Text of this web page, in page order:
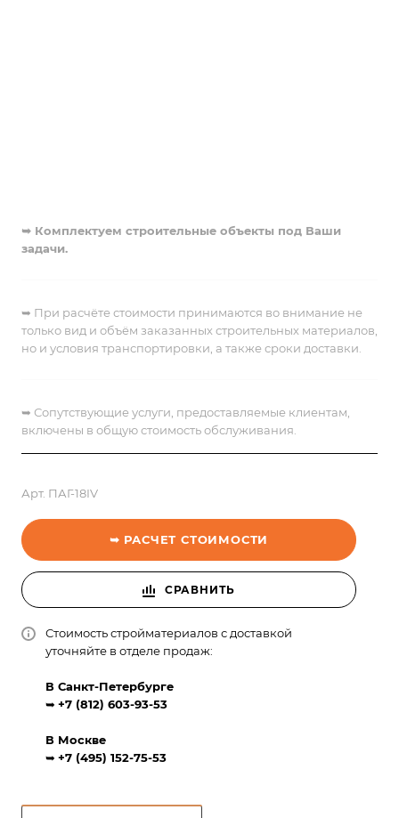
➥ Комплектуем строительные объекты под Ваши
задачи.
➥ При расчёте стоимости принимаются во внимание не
только вид и объём заказанных строительных материалов,
но и условия транспортировки, а также сроки доставки.
➥ Сопутствующие услуги, предоставляемые клиентам,
включены в общую стоимость обслуживания.
Арт. ПАГ-18IV
➥ РАСЧЕТ СТОИМОСТИ
СРАВНИТЬ
Стоимость стройматериалов с доставкой
уточняйте в отделе продаж:
В Санкт-Петербурге
➥ +7 (812) 603-93-53
В Москве
➥ +7 (495) 152-75-53